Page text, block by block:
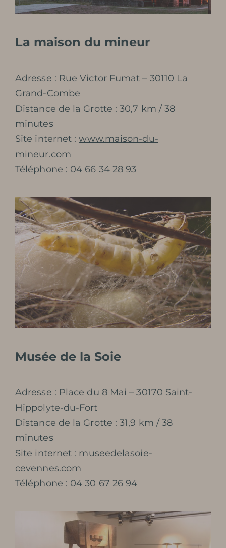
La maison du mineur
Adresse : Rue Victor Fumat – 30110 La
Grand-Combe
Distance de la Grotte : 30,7 km / 38
minutes
Site internet :www.maison-du-
mineur.com
Téléphone : 04 66 34 28 93
Musée de la Soie
Adresse : Place du 8 Mai – 30170 Saint-
Hippolyte-du-Fort
Distance de la Grotte : 31,9 km / 38
minutes
Site internet : museedelasoie-
cevennes.com
Téléphone : 04 30 67 26 94